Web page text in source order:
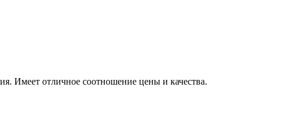
Имеет отличное соотношение цены и качества.